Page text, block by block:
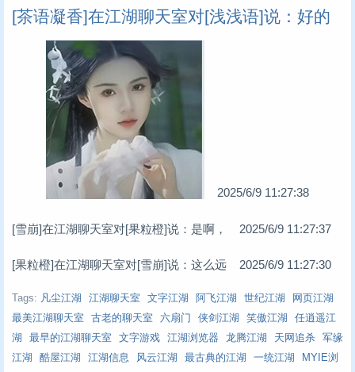
[茶语凝香]在江湖聊天室对[浅浅语]说：好的
2025/6/9 11:27:38
[雪崩]在江湖聊天室对[果粒橙]说：是啊， 2025/6/9 11:27:37
[果粒橙]在江湖聊天室对[雪崩]说：这么远 2025/6/9 11:27:30
Tags: 凡尘江湖 江湖聊天室 文字江湖 阿飞江湖 世纪江湖
网页江湖
最美江湖聊天室
古老的聊天室 六扇门 侠剑江湖 笑傲江湖
任逍遥江
湖
最早的江湖聊天室 文字游戏 江湖浏览器 龙腾江湖 天网追杀
军缘
江湖
酷屋江湖 江湖信息 风云江湖 最古典的江湖 一统江湖 MYIE浏